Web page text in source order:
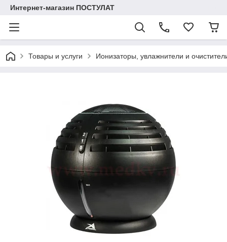
Интернет-магазин ПОСТУЛАТ
Товары и услуги Ионизаторы, увлажнители и